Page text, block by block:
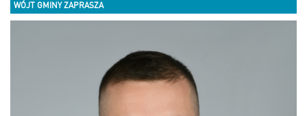
WÓJT GMINY ZAPRASZA